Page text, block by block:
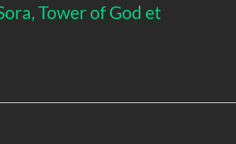
Tower of God et